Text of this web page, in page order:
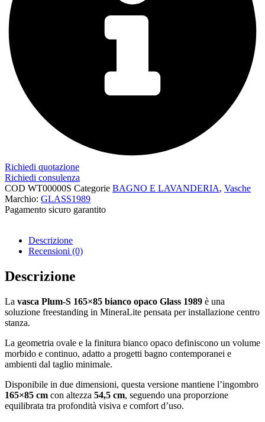
Richiedi quotazione
Richiedi consulenza
COD WT00000S Categorie BAGNO E LAVANDERIA, Vasche
Marchio: GLASS1989
Pagamento sicuro garantito​
Descrizione
Recensioni (0)
Descrizione
La vasca Plum-S 165×85 bianco opaco Glass 1989 è una
soluzione freestanding in MineraLite pensata per installazione centro
stanza.
La geometria ovale e la finitura bianco opaco definiscono un volume
morbido e continuo, adatto a progetti bagno contemporanei e
ambienti dal taglio minimale.
Disponibile in due dimensioni, questa versione mantiene l’ingombro
165×85 cm con altezza 54,5 cm, seguendo una proporzione
equilibrata tra profondità visiva e comfort d’uso.